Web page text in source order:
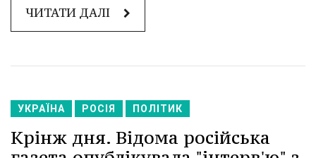
ЧИТАТИ ДАЛІ
УКРАЇНА РОСІЯ ПОЛІТИК
Крінж дня. Відома російська